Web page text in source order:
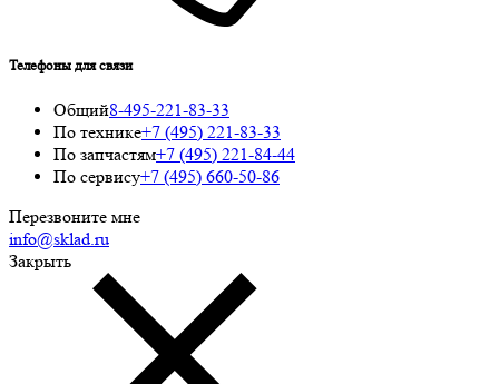
Телефоны для связи
Общий8-495-221-83-33
По технике+7 (495) 221-83-33
По запчастям+7 (495) 221-84-44
По сервису+7 (495) 660-50-86
Перезвоните мне
info@sklad.ru
Закрыть